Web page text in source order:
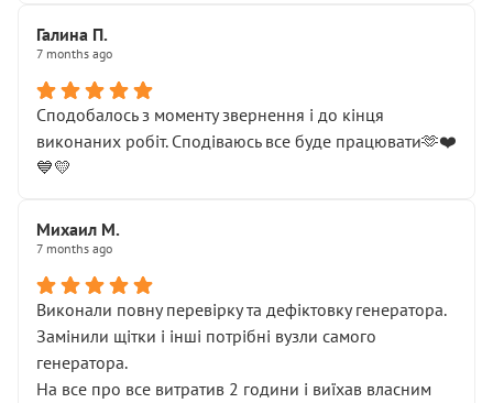
Галина П.
7 months ago
Сподобалось з моменту звернення і до кінця
виконаних робіт. Сподіваюсь все буде працювати🫶❤️
💙💛
Михаил М.
7 months ago
Виконали повну перевірку та дефіктовку генератора.
Замінили щітки і інші потрібні вузли самого
генератора.
На все про все витратив 2 години і виїхав власним